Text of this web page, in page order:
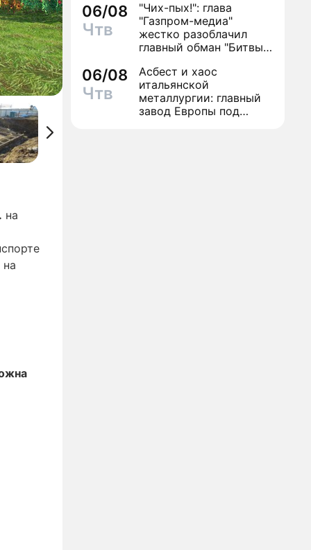
на
на
славы
06/08
Чтв
"Чих-пых!": глава
"Газпром-медиа"
жестко разоблачил
главный обман "Битвы
06/08
Чтв
Асбест и хаос
итальянской
металлургии: главный
завод Европы под